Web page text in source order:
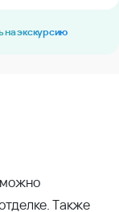
на экскурсию
можно
Также